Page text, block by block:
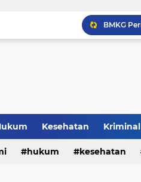
Kesehatan Kriminal
hukum kesehatan